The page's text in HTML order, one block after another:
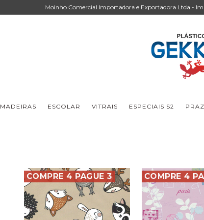
Moinho Comercial Importadora e Exportadora Ltda -
MADEIRAS ESCOLAR VITRAIS ESPECIAIS S2
COMPRE 4 PAGUE 3 COMPRE 4